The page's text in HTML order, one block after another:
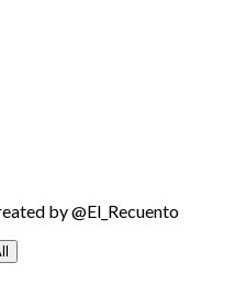
by @El_Recuento